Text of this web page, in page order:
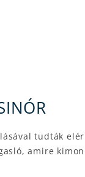
tudták
amire